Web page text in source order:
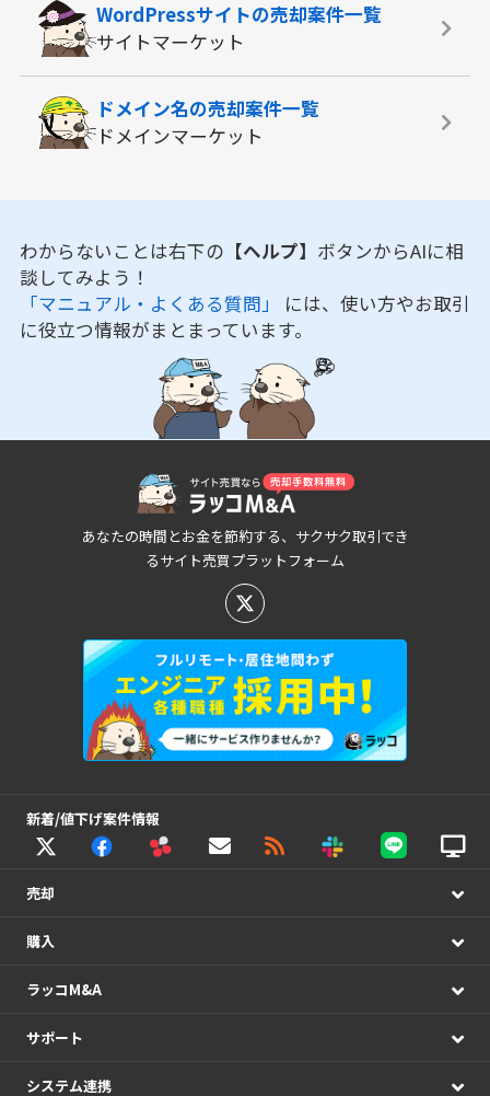
WordPressサイトの売却案件一覧
サイトマーケット
ドメイン名の売却案件一覧
ドメインマーケット
わからないことは右下の 【ヘルプ】 ボタンからAIに相
談してみよう！
「マニュアル・よくある質問」 には、使い方やお取引
に役立つ情報がまとまっています。
あなたの時間とお金を節約する、サクサク取引でき
るサイト売買プラットフォーム
新着/値下げ案件情報
売却
購入
ラッコM&A
サポート
システム連携